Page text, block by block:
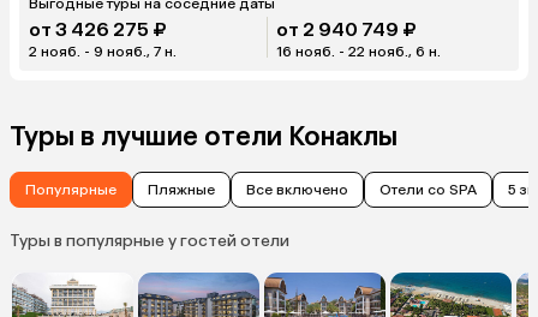
Выгодные туры на соседние даты
от 3 426 275 ₽
2 нояб. - 9 нояб., 7 н.
от 2 940 749 ₽
16 нояб. - 22 нояб., 6 н.
Туры в лучшие отели Конаклы
Популярные Пляжные Все включено Отели со SPA 5
Туры в популярные у гостей отели